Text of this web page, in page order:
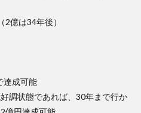
億は34年後）
成可能
調状態であれば、30年まで行か